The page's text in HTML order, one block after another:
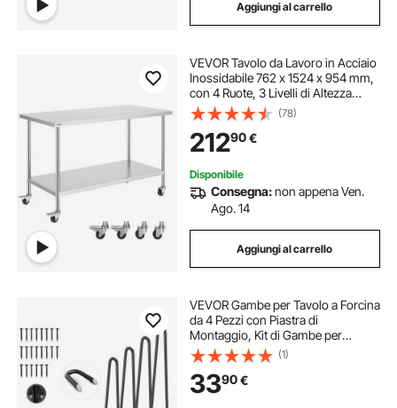
Aggiungi al carrello
VEVOR Tavolo da Lavoro in Acciaio
Inossidabile 762 x 1524 x 954 mm,
con 4 Ruote, 3 Livelli di Altezza
Regolabili, Tavolo Resistente per
Preparazione Alimenti Ristoranti
Cucina Commerciale, Argento
(78)
21290€
Disponibile
Consegna:non appena Ven.
Ago. 14
Aggiungi al carrello
VEVOR Gambe per Tavolo a Forcina
da 4 Pezzi con Piastra di
Montaggio, Kit di Gambe per
Scrivania Lunghezza 48,2 cm in
Acciaio Capacità Carico max. 227
kg, Gambe per Mobili per Tavolo da
Casa Ufficio
(1)
3390€